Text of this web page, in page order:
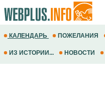
КАЛЕНДАРЬ ПОЖЕЛАНИЯ
ИЗ ИСТОРИИ... НОВОСТИ